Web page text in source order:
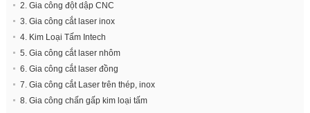
2. Gia công đột dập CNC
3. Gia công cắt laser inox
4. Kim Loại Tấm Intech
5. Gia công cắt laser nhôm
6. Gia công cắt laser đồng
7. Gia công cắt Laser trên thép, inox
8. Gia công chấn gấp kim loại tấm